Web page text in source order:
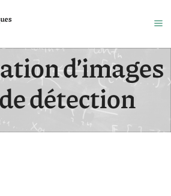
d’images
détection